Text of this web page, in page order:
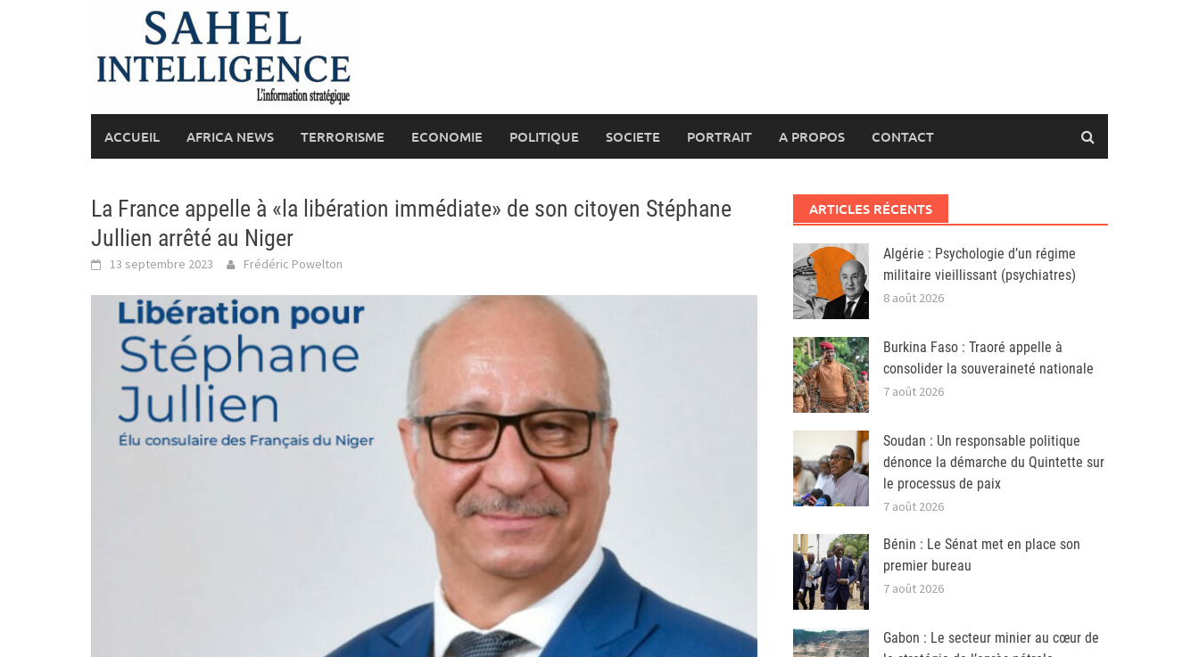
ACCUEIL AFRICA NEWS TERRORISME ECONOMIE POLITIQUE SOCIETE PORTRAIT A PROPOS CONTACT
La France appelle à «la libération immédiate» de son citoyen Stéphane
Jullien arrêté au Niger
13 septembre 2023 Frédéric Powelton
ARTICLES RÉCENTS
Algérie : Psychologie d’un régime
militaire vieillissant (psychiatres)
8 août 2026
Burkina Faso : Traoré appelle à
consolider la souveraineté nationale
7 août 2026
Soudan : Un responsable politique
dénonce la démarche du Quintette sur
le processus de paix
7 août 2026
Bénin : Le Sénat met en place son
premier bureau
7 août 2026
Gabon : Le secteur minier au cœur de